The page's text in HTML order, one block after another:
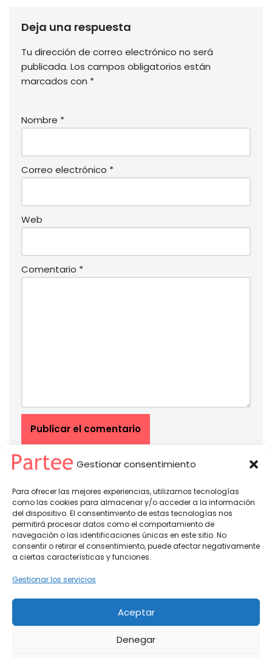
Gestionar consentimiento
Para ofrecer las mejores experiencias, utilizamos tecnologías
como las cookies para almacenar y/o acceder a la información
del dispositivo. El consentimiento de estas tecnologías nos
permitirá procesar datos como el comportamiento de
navegación o las identificaciones únicas en este sitio. No
consentir o retirar el consentimiento, puede afectar negativamente
a ciertas características y funciones.
Gestionar los servicios
Aceptar
Denegar
Deja una respuesta
Tu dirección de correo electrónico no será
publicada. Los campos obligatorios están
marcados con *
Nombre *
Correo electrónico *
Web
Comentario *
Partee© 2026 -Política de Privacidad-Condiciones del Servicio
partee@partee.es - soporte@partee.es